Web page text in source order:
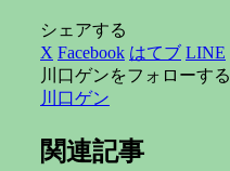
シェアする
X Facebook はてブ LINE
川口ゲンをフォローする
川口ゲン
関連記事